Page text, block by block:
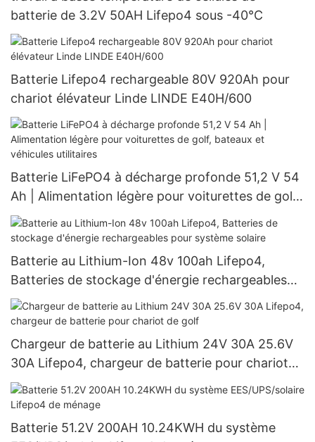
batterie de 3.2V 50AH Lifepo4 sous -40°C
Batterie Lifepo4 rechargeable 80V 920Ah pour
chariot élévateur Linde LINDE E40H/600
Batterie LiFePO4 à décharge profonde 51,2 V 54
Ah | Alimentation légère pour voiturettes de golf,
bateaux et véhicules utilitaires
Batterie au Lithium-Ion 48v 100ah Lifepo4,
Batteries de stockage d'énergie rechargeables
pour système solaire
Chargeur de batterie au Lithium 24V 30A 25.6V
30A Lifepo4, chargeur de batterie pour chariot
de golf
Batterie 51.2V 200AH 10.24KWH du système